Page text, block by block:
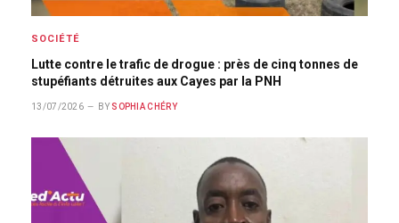
SOCIÉTÉ
Lutte contre le trafic de drogue : près de cinq tonnes de
stupéfiants détruites aux Cayes par la PNH
13/07/2026 BY SOPHIA CHÉRY